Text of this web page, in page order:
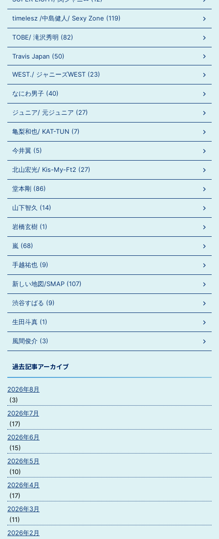
timelesz /中島健人/ Sexy Zone (119)
TOBE/ 滝沢秀明 (82)
Travis Japan (50)
WEST./ ジャニーズWEST (23)
なにわ男子 (40)
ジュニア/ 元ジュニア (27)
亀梨和也/ KAT-TUN (7)
今井翼 (5)
北山宏光/ Kis-My-Ft2 (27)
堂本剛 (86)
山下智久 (14)
岩橋玄樹 (1)
嵐 (68)
手越祐也 (9)
新しい地図/SMAP (107)
渋谷すばる (9)
生田斗真 (1)
風間俊介 (3)
過去記事アーカイブ
2026年8月
(3)
2026年7月
(17)
2026年6月
(15)
2026年5月
(10)
2026年4月
(17)
2026年3月
(11)
2026年2月